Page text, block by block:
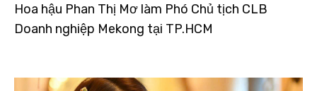
Hoa hậu Phan Thị Mơ làm Phó Chủ tịch CLB
Doanh nghiệp Mekong tại TP.HCM